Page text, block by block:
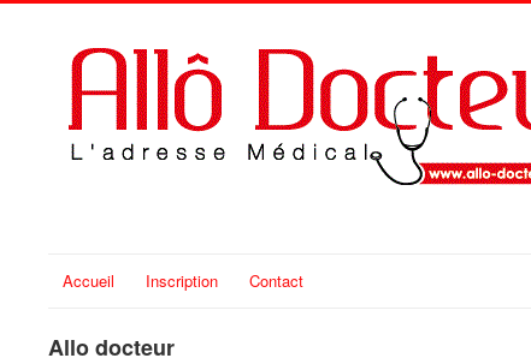
Accueil Inscription Contact
Allo docteur